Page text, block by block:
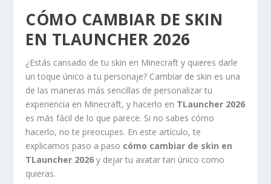
CÓMO CAMBIAR DE SKIN
EN TLAUNCHER 2026
¿Estás cansado de tu skin en Minecraft y quieres darle
un toque único a tu personaje? Cambiar de skin es una
de las maneras más sencillas de personalizar tu
experiencia en Minecraft, y hacerlo en TLauncher 2026
es más fácil de lo que parece. Si no sabes cómo
hacerlo, no te preocupes. En este artículo, te
explicamos paso a paso cómo cambiar de skin en
TLauncher 2026y dejar tu avatar tan único como
quieras.